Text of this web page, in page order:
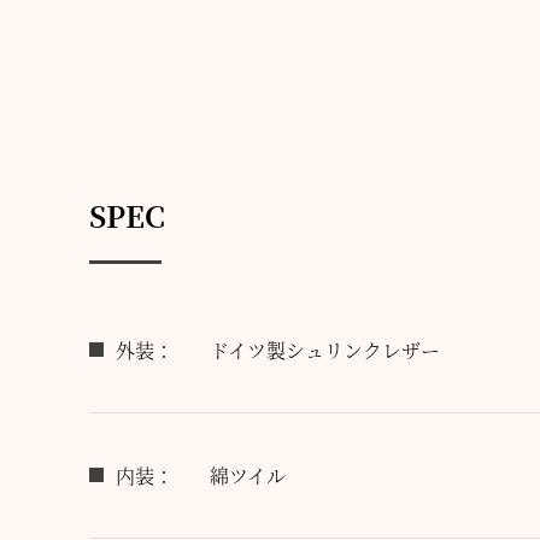
SPEC
外装： ドイツ製シュリンクレザー
内装： 綿ツイル